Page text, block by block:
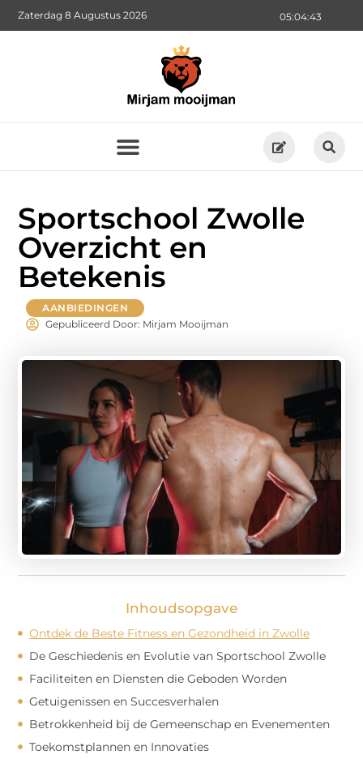
05:04:45
Zaterdag 8 Augustus 2026
Sportschool Zwolle
Overzicht en
Betekenis
AANBIEDINGEN
Gepubliceerd Door: Mirjam Mooijman
Inhoudsopgave
Ontdek de Beste Fitness en Gezondheid in Zwolle
De Geschiedenis en Evolutie van Sportschool Zwolle
Faciliteiten en Diensten die Geboden Worden
Getuigenissen en Succesverhalen
Betrokkenheid bij de Gemeenschap en Evenementen
Toekomstplannen en Innovaties